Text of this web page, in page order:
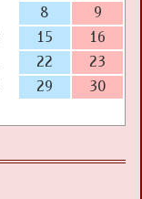
8
9
15
16
22
23
29
30